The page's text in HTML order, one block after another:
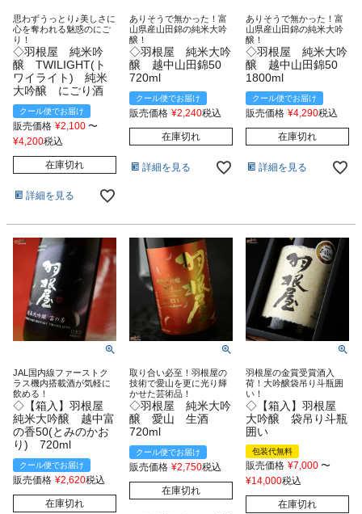
思わずうっとり♪美しさに
心を奪われる魅惑のにご
り！
◇羽根屋 純米吟
醸 TWILIGHT(ト
ワイライト) 純米
大吟醸 にごり酒
クール便でお届け
販売価格 ¥2,100 〜
¥4,200税込
在庫切れ
詳細を見る
ありそうで無かった！富
山県産山田錦の純米大吟
醸！
◇羽根屋 純米大吟
醸 越中山田錦50
720ml
クール便でお届け
販売価格 ¥2,240税込
在庫切れ
詳細を見る
ありそうで無かった！富
山県産山田錦の純米大吟
醸！
◇羽根屋 純米大吟
醸 越中山田錦50
1800ml
クール便でお届け
販売価格 ¥4,290税込
在庫切れ
詳細を見る
JAL国内線ファーストク
ラス機内搭載酒が気軽に
飲める！
◇【箱入】羽根屋
純米大吟醸 越中富
の香50(とみのかお
り) 720ml
クール便でお届け
販売価格 ¥2,620税込
在庫切れ
取り合い必至！羽根屋の
技術で愛山を更に光り輝
かせた芸術品！
◇羽根屋 純米大吟
醸 愛山 生酒
720ml
クール便でお届け
販売価格 ¥2,750税込
在庫切れ
羽根屋の金賞受賞酒入
荷！大吟醸袋吊り斗瓶囲
い！
◇【箱入】羽根屋
大吟醸 袋吊り斗瓶
囲い
包装代無料
販売価格 ¥7,000 〜
¥14,000税込
在庫切れ